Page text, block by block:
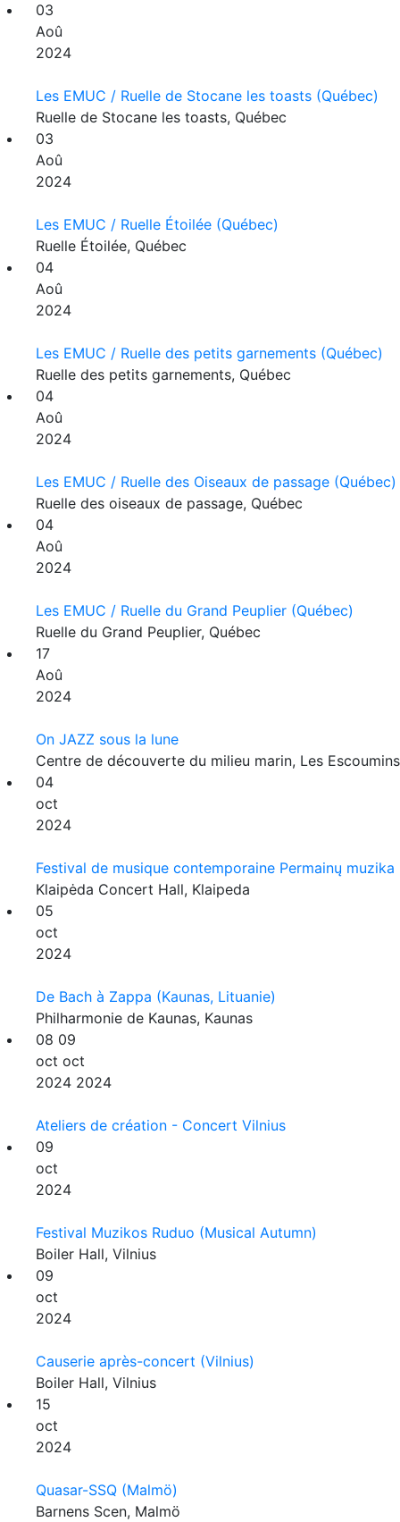
03
Aoû
2024
Les EMUC / Ruelle de Stocane les toasts (Québec)
Ruelle de Stocane les toasts, Québec
03
Aoû
2024
Les EMUC / Ruelle Étoilée (Québec)
Ruelle Étoilée, Québec
04
Aoû
2024
Les EMUC / Ruelle des petits garnements (Québec)
Ruelle des petits garnements, Québec
04
Aoû
2024
Les EMUC / Ruelle des Oiseaux de passage (Québec)
Ruelle des oiseaux de passage, Québec
04
Aoû
2024
Les EMUC / Ruelle du Grand Peuplier (Québec)
Ruelle du Grand Peuplier, Québec
17
Aoû
2024
On JAZZ sous la lune
Centre de découverte du milieu marin, Les Escoumins
04
oct
2024
Festival de musique contemporaine Permainų muzika
Klaipėda Concert Hall, Klaipeda
05
oct
2024
De Bach à Zappa (Kaunas, Lituanie)
Philharmonie de Kaunas, Kaunas
08 09
oct oct
2024 2024
Ateliers de création - Concert Vilnius
09
oct
2024
Festival Muzikos Ruduo (Musical Autumn)
Boiler Hall, Vilnius
09
oct
2024
Causerie après-concert (Vilnius)
Boiler Hall, Vilnius
15
oct
2024
Quasar-SSQ (Malmö)
Barnens Scen, Malmö